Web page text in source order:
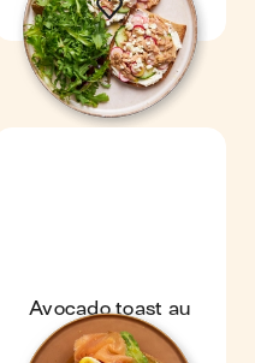
Avocado toast au
saumon